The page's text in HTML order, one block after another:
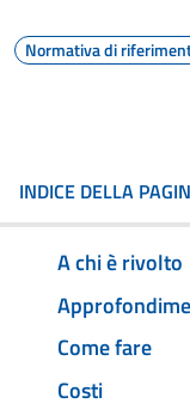
Normativa di
INDICE DELLA
A chi è rivolto
Come fare
Costi